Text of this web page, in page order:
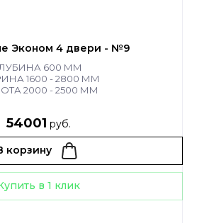
Эконом 4 двери - №9
600 ММ
1600 - 2800 ММ
2000 - 2500 ММ
54001 руб.
корзину
в 1 клик